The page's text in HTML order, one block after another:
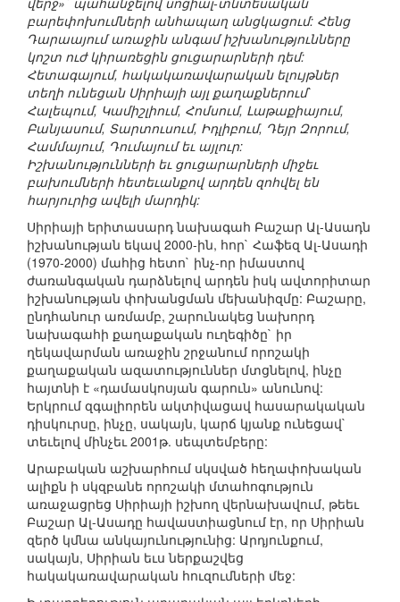
բարեփոխումների անհապաղ անցկացում: Հենց
Դարաայում առաջին անգամ իշխանությունները
կոշտ ուժ կիրառեցին ցուցարարների դեմ:
Հետագայում, հակակառավարական ելույթներ
տեղի ունեցան Սիրիայի այլ քաղաքներում`
Հալեպում, Կամիշլիում, Հոմսում, Լաթաքիայում,
Բանյասում, Տարտուսում, Իդլիբում, Դեյր Զորում,
Համմայում, Դումայում եւ այլուր:
Իշխանությունների եւ ցուցարարների միջեւ
բախումների հետեւանքով արդեն զոհվել են
հարյուրից ավելի մարդիկ:
Սիրիայի երիտասարդ նախագահ Բաշար Ալ-Ասադն
իշխանության եկավ 2000-ին, հոր` Հաֆեզ Ալ-Ասադի
(1970-2000) մահից հետո` ինչ-որ իմաստով
ժառանգական դարձնելով արդեն իսկ ավտորիտար
իշխանության փոխանցման մեխանիզմը: Բաշարը,
ընդհանուր առմամբ, շարունակեց նախորդ
նախագահի քաղաքական ուղեգիծը` իր
ղեկավարման առաջին շրջանում որոշակի
քաղաքական ազատություններ մտցնելով, ինչը
հայտնի է «դամասկոսյան գարուն» անունով:
Երկրում զգալիորեն ակտիվացավ հասարակական
դիսկուրսը, ինչը, սակայն, կարճ կյանք ունեցավ`
տեւելով մինչեւ 2001թ. սեպտեմբերը:
Արաբական աշխարհում սկսված հեղափոխական
ալիքն ի սկզբանե որոշակի մտահոգություն
առաջացրեց Սիրիայի իշխող վերնախավում, թեեւ
Բաշար Ալ-Ասադը հավաստիացնում էր, որ Սիրիան
զերծ կմնա անկայունությունից: Արդյունքում,
սակայն, Սիրիան եւս ներքաշվեց
հակակառավարական հուզումների մեջ: